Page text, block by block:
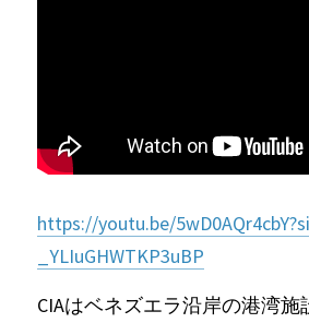
https://youtu.be/
_YLIuGHWTKP3uBP
CIAはベネズエラ沿岸の港湾